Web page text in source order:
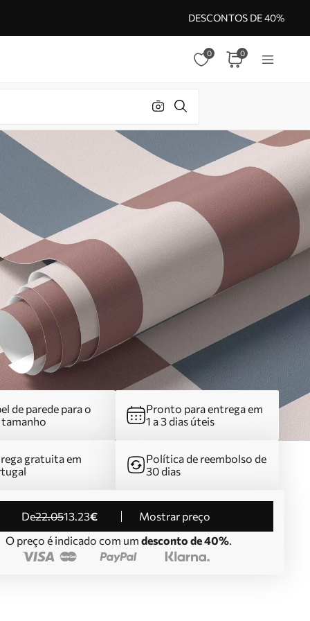
DESCONTOS DE 40%
0 0
de parede para o
tamanho
Pronto para entrega em
1 a 3 dias úteis
gratuita em
Política de reembolso de
30 dias
de22.0513.23€
Mostrar preço
O preço é indicado com um desconto de 40%.